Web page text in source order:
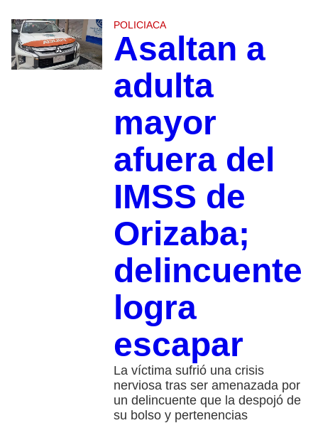
POLICIACA
Asaltan a
adulta
mayor
afuera del
IMSS de
Orizaba;
delincuente
logra
escapar
La víctima sufrió una crisis
nerviosa tras ser amenazada por
un delincuente que la despojó de
su bolso y pertenencias